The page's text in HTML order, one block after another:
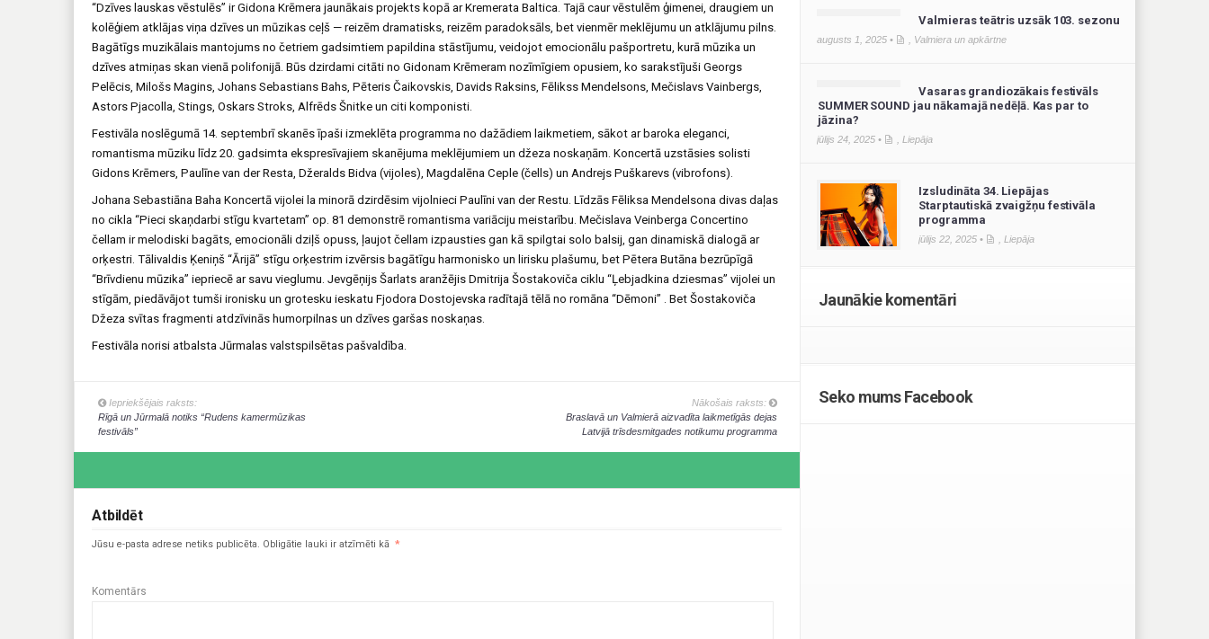
“Dzīves lauskas vēstulēs” ir Gidona Krēmera jaunākais projekts kopā ar Kremerata Baltica. Tajā caur vēstulēm ģimenei, draugiem un
kolēģiem atklājas viņa dzīves un mūzikas ceļš — reizēm dramatisks, reizēm paradoksāls, bet vienmēr meklējumu un atklājumu pilns.
Bagātīgs muzikālais mantojums no četriem gadsimtiem papildina stāstījumu, veidojot emocionālu pašportretu, kurā mūzika un
dzīves atmiņas skan vienā polifonijā. Būs dzirdami citāti no Gidonam Krēmeram nozīmīgiem opusiem, ko sarakstījuši Georgs
Pelēcis, Milošs Magins, Johans Sebastians Bahs, Pēteris Čaikovskis, Davids Raksins, Fēlikss Mendelsons, Mečislavs Vainbergs,
Astors Pjacolla, Stings, Oskars Stroks, Alfrēds Šnitke un citi komponisti.
Festivāla noslēgumā 14. septembrī skanēs īpaši izmeklēta programma no dažādiem laikmetiem, sākot ar baroka eleganci,
romantisma mūziku līdz 20. gadsimta ekspresīvajiem skanējuma meklējumiem un džeza noskaņām. Koncertā uzstāsies solisti
Gidons Krēmers, Paulīne van der Resta, Džeralds Bidva (vijoles), Magdalēna Ceple (čells) un Andrejs Puškarevs (vibrofons).
Johana Sebastiāna Baha Koncertā vijolei la minorā dzirdēsim vijolnieci Paulīni van der Restu. Līdzās Fēliksa Mendelsona divas daļas
no cikla “Pieci skaņdarbi stīgu kvartetam” op. 81 demonstrē romantisma variāciju meistarību. Mečislava Veinberga Concertino
čellam ir melodiski bagāts, emocionāli dziļš opuss, ļaujot čellam izpausties gan kā spilgtai solo balsij, gan dinamiskā dialogā ar
orķestri. Tālivaldis Ķeniņš ‘‘Ārijā’’ stīgu orķestrim izvērsis bagātīgu harmonisko un lirisku plašumu, bet Pētera Butāna bezrūpīgā
“Brīvdienu mūzika” iepriecē ar savu vieglumu. Jevgēņijs Šarlats aranžējis Dmitrija Šostakoviča ciklu “Ļebjadkina dziesmas” vijolei un
stīgām, piedāvājot tumši ironisku un grotesku ieskatu Fjodora Dostojevska radītajā tēlā no romāna ‘‘Dēmoni’’ . Bet Šostakoviča
Džeza svītas fragmenti atdzīvinās humorpilnas un dzīves garšas noskaņas.
Festivāla norisi atbalsta Jūrmalas valstspilsētas pašvaldība.
Iepriekšējais raksts:
Rīgā un Jūrmalā notiks “Rudens kamermūzikas
festivāls”
Nākošais raksts:
Braslavā un Valmierā aizvadīta laikmetīgās dejas
Latvijā trīsdesmitgades notikumu programma
Atbildēt
Jūsu e-pasta adrese netiks publicēta. Obligātie lauki ir atzīmēti kā *
Komentārs
Valmieras teātris uzsāk 103. sezonu
augusts 1, 2025 • Valmiera un apkārtne
Vasaras grandiozākais festivāls
SUMMER SOUND jau nākamajā nedēļā. Kas par to
jāzina?
jūlijs 24, 2025 • ,Liepāja
Izsludināta 34. Liepājas
Starptautiskā zvaigžņu festivāla
programma
jūlijs 22, 2025 • ,Liepāja
Jaunākie komentāri
Seko mums Facebook